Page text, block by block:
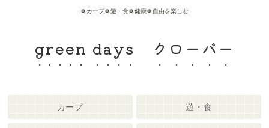
🍀カープ🍀遊・食🍀健康🍀自由を楽しむ
green days クローバー
カープ 遊・食